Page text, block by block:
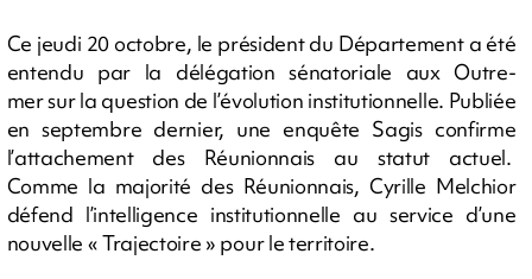
Ce jeudi 20 octobre, le président du Département a été
entendu par la délégation sénatoriale aux Outre-
mer sur la question de l’évolution institutionnelle. Publiée
en septembre dernier, une enquête Sagis confirme
l’attachement des Réunionnais au statut actuel.
Comme la majorité des Réunionnais, Cyrille Melchior
défend l’intelligence institutionnelle au service d’une
nouvelle « Trajectoire » pour le territoire.